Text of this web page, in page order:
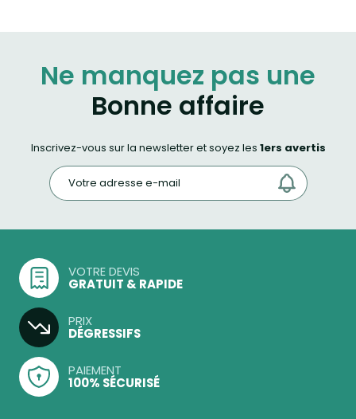
Ne manquez pas une
Bonne affaire
Inscrivez-vous sur la newsletter et soyez les 1ers avertis
VOTRE DEVIS
GRATUIT & RAPIDE
PRIX
DÉGRESSIFS
PAIEMENT
100% SÉCURISÉ